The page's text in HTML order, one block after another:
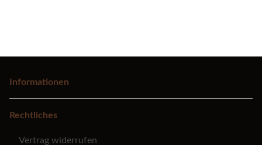
Informationen
Rechtliches
Vertrag widerrufen